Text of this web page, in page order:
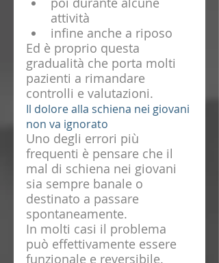
attività
infine anche a riposo
Ed è proprio questa
gradualità che porta molti
pazienti a rimandare
controlli e valutazioni.
Il dolore alla schiena nei giovani
non va ignorato
Uno degli errori più
frequenti è pensare che il
mal di schiena nei giovani
sia sempre banale o
destinato a passare
spontaneamente.
In molti casi il problema
può effettivamente essere
funzionale e reversibile.